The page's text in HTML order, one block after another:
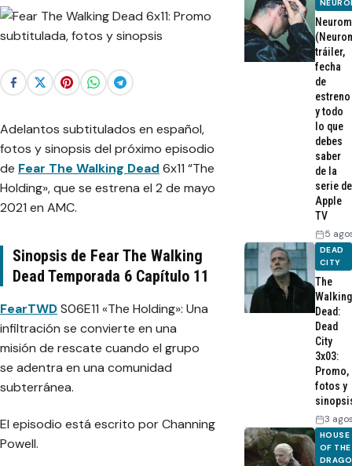
Adelantos subtitulados en español,
fotos y sinopsis del próximo episodio
de Fear The Walking Dead 6x11 “The
Holding», que se estrena el 2 de mayo
2021 en AMC.
Sinopsis de Fear The Walking
Dead Temporada 6 Capítulo 11
FearTWDS06E11 «The Holding»: Una
infiltración se convierte en una
misión de rescate cuando el grupo
se adentra en una comunidad
subterránea.
El episodio está escrito por Channing
Powell.
tráiler,
fecha
de
estreno
y todo
lo que
debes
saber
de la
serie de
Apple
TV
5
DEAD
CITY
The
Walking
Dead:
Dead
City
3x03:
Promo,
fotos y
3
HOUSE
OF THE